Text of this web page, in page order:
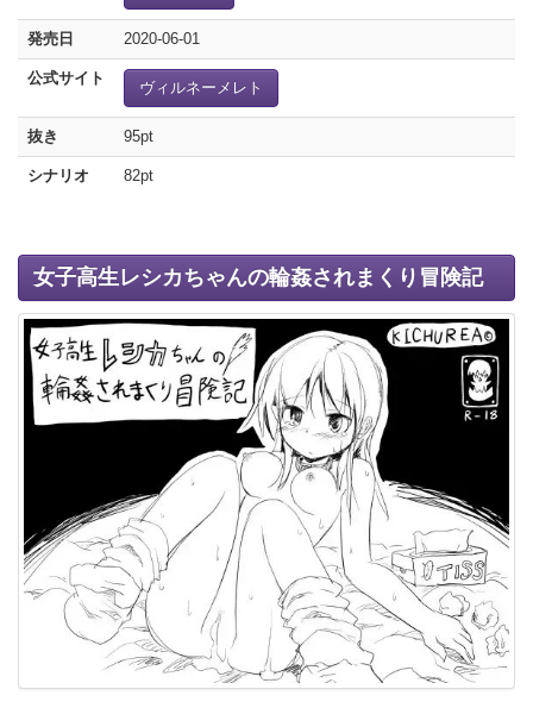
発売日 2020-06-01
公式サイト
ヴィルネーメレト
抜き 95pt
シナリオ 82pt
女子高生レシカちゃんの輪姦されまくり冒険記